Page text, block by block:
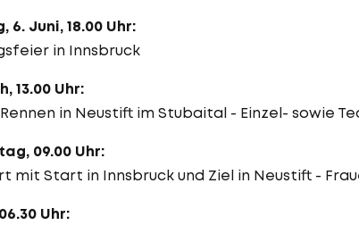
6. Juni, 18.00 Uhr:
in Innsbruck
13.00 Uhr:
in Neustift im Stubaital - Einzel- sowie
09.00 Uhr:
mit Start in Innsbruck und Ziel in Neustift -
Uhr: